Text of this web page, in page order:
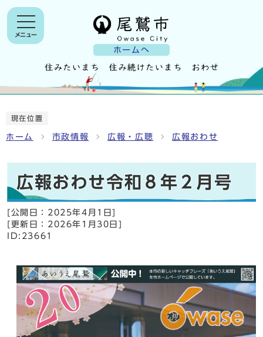
ホームへ
メニュー
現在位置
ホーム 市政情報 広報・広聴 広報おわせ
広報おわせ令和８年２月号
[公開日： 2025年4月1日
[更新日： 2026年1月30日
ID:23661